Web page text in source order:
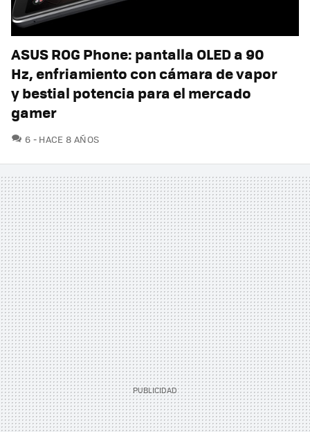
ASUS ROG Phone: pantalla OLED a 90
Hz, enfriamiento con cámara de vapor
y bestial potencia para el mercado
gamer
6 COMENTARIOS
HACE 8 AÑOS